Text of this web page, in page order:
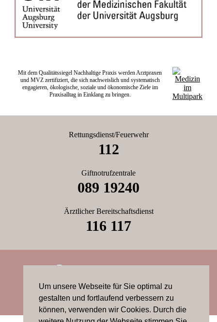
Um unsere Webseite für Sie optimal zu
gestalten und fortlaufend verbessern zu
können, verwenden wir Cookies. Durch die
Mit dem Qualitätssiegel Nachhaltige Praxis werden Arztpraxen
und MVZ zertifiziert, die sich nachweislich und systematisch
engagieren, ökologische, soziale und ökonomische Ziele im
Praxisalltag in Einklang zu bringen.
Rettungsdienst/Feuerwehr
112
Giftnotrufzentrale
089 19240
Ärztlicher Bereitschaftsdienst
116 117
Kontakt
Datenschutz Impressum